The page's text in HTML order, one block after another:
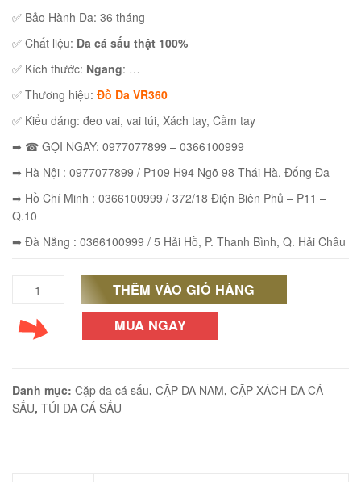
✅ Bảo Hành Da: 36 tháng
✅ Chất liệu: Da cá sấu thật 100%
✅ Kích thước: Ngang: …
✅ Thương hiệu: Đồ Da VR360
✅ Kiểu dáng: đeo vai, vai túi, Xách tay, Cầm tay
➡ ☎ GỌI NGAY: 0977077899 – 0366100999
➡ Hà Nội : 0977077899 / P109 H94 Ngõ 98 Thái Hà, Đống Đa
➡ Hồ Chí Minh : 0366100999 / 372/18 Điện Biên Phủ – P11 –
Q.10
➡ Đà Nẵng : 0366100999 / 5 Hải Hồ, P. Thanh Bình, Q. Hải Châu
Laptop
Sấu
THÊM VÀO GIỎ HÀNG
MUA NGAY
Danh mục: Cặp da cá sấu, CẶP DA NAM, CẶP XÁCH DA CÁ
SẤU, TÚI DA CÁ SẤU
Jeep giá rẻ JR03
GIỎ
Jeep giá rẻ 04
GIỎ